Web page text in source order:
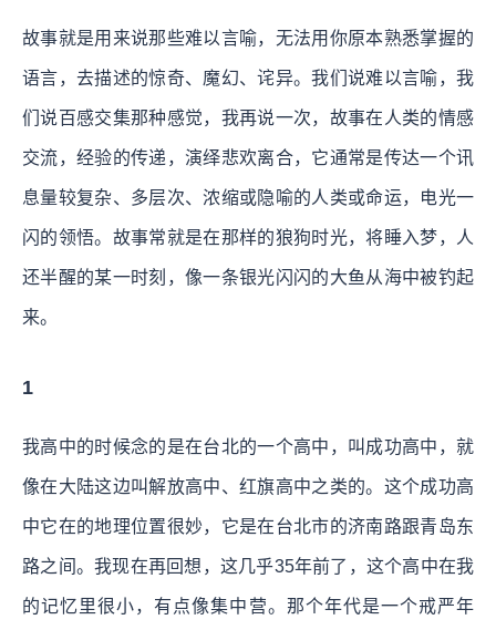
故事就是用来说那些难以言喻，无法用你原本熟悉掌握的
语言，去描述的惊奇、魔幻、诧异。我们说难以言喻，我
们说百感交集那种感觉，我再说一次，故事在人类的情感
交流，经验的传递，演绎悲欢离合，它通常是传达一个讯
息量较复杂、多层次、浓缩或隐喻的人类或命运，电光一
闪的领悟。故事常就是在那样的狼狗时光，将睡入梦，人
还半醒的某一时刻，像一条银光闪闪的大鱼从海中被钓起
来。
1
我高中的时候念的是在台北的一个高中，叫成功高中，就
像在大陆这边叫解放高中、红旗高中之类的。这个成功高
中它在的地理位置很妙，它是在台北市的济南路跟青岛东
路之间。我现在再回想，这几乎35年前了，这个高中在我
的记忆里很小，有点像集中营。那个年代是一个戒严年